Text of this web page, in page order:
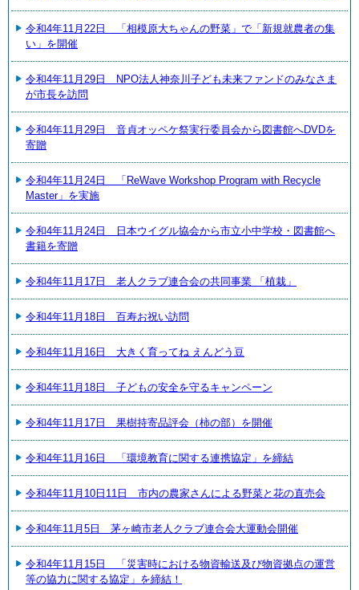
令和4年11月22日 「相模原大ちゃんの野菜」で「新規就農者の集
い」を開催
令和4年11月29日 NPO法人神奈川子ども未来ファンドのみなさま
が市長を訪問
令和4年11月29日 音貞オッペケ祭実行委員会から図書館へDVDを
寄贈
令和4年11月24日 「ReWave Workshop Program with Recycle
Master」を実施
令和4年11月24日 日本ウイグル協会から市立小中学校・図書館へ
書籍を寄贈
令和4年11月17日 老人クラブ連合会の共同事業 「植栽」
令和4年11月18日 百寿お祝い訪問
令和4年11月16日 大きく育ってね えんどう豆
令和4年11月18日 子どもの安全を守るキャンペーン
令和4年11月17日 果樹持寄品評会（柿の部）を開催
令和4年11月16日 「環境教育に関する連携協定」を締結
令和4年11月10日11日 市内の農家さんによる野菜と花の直売会
令和4年11月5日 茅ヶ崎市老人クラブ連合会大運動会開催
令和4年11月15日 「災害時における物資輸送及び物資拠点の運営
等の協力に関する協定」を締結！